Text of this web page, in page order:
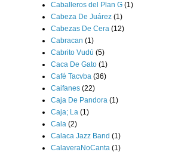
Caballeros del Plan G (1)
Cabeza De Juárez (1)
Cabezas De Cera (12)
Cabracan (1)
Cabrito Vudú (5)
Caca De Gato (1)
Café Tacvba (36)
Caifanes (22)
Caja De Pandora (1)
Caja; La (1)
Cala (2)
Calaca Jazz Band (1)
CalaveraNoCanta (1)